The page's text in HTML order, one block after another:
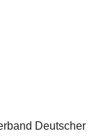
Deutscher